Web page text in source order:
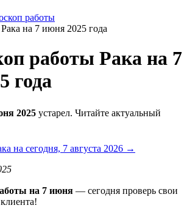
работы
на 7 июня 2025 года
работы Рака на 7
года
2025 устарел. Читайте актуальный
на сегодня, 7 августа 2026 →
на 7 июня — сегодня проверь свои